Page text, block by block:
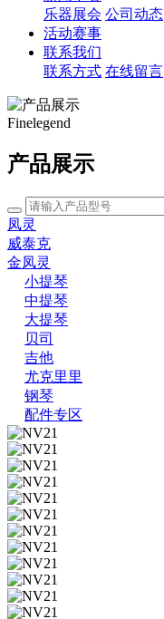
乐器展会 公司动态
活动赛事
联系我们
联系方式 在线留言
Finelegend
产品展示
凤灵
威泰克
金凤灵
小提琴
中提琴
大提琴
贝司
吉他
尤克里里
钢琴
配件专区